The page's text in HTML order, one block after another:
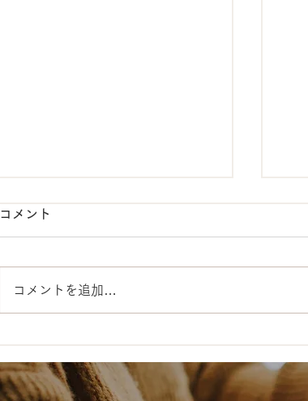
必見！サロンで使える補助金
つ
コメント
コメントを追加…